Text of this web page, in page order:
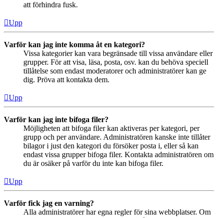
att förhindra fusk.
Upp
Varför kan jag inte komma åt en kategori?
Vissa kategorier kan vara begränsade till vissa användare eller
grupper. För att visa, läsa, posta, osv. kan du behöva speciell
tillåtelse som endast moderatorer och administratörer kan ge
dig. Pröva att kontakta dem.
Upp
Varför kan jag inte bifoga filer?
Möjligheten att bifoga filer kan aktiveras per kategori, per
grupp och per användare. Administratören kanske inte tillåter
bilagor i just den kategori du försöker posta i, eller så kan
endast vissa grupper bifoga filer. Kontakta administratören om
du är osäker på varför du inte kan bifoga filer.
Upp
Varför fick jag en varning?
Alla administratörer har egna regler för sina webbplatser. Om